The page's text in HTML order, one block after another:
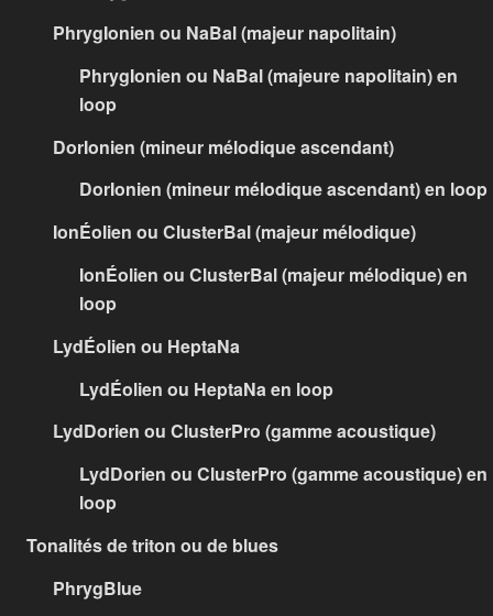
PhrygIonien ou NaBal (majeur napolitain)
PhrygIonien ou NaBal (majeure napolitain) en
loop
DorIonien (mineur mélodique ascendant)
DorIonien (mineur mélodique ascendant) en loop
IonÉolien ou ClusterBal (majeur mélodique)
IonÉolien ou ClusterBal (majeur mélodique) en
loop
LydÉolien ou HeptaNa
LydÉolien ou HeptaNa en loop
LydDorien ou ClusterPro (gamme acoustique)
LydDorien ou ClusterPro (gamme acoustique) en
loop
Tonalités de triton ou de blues
PhrygBlue